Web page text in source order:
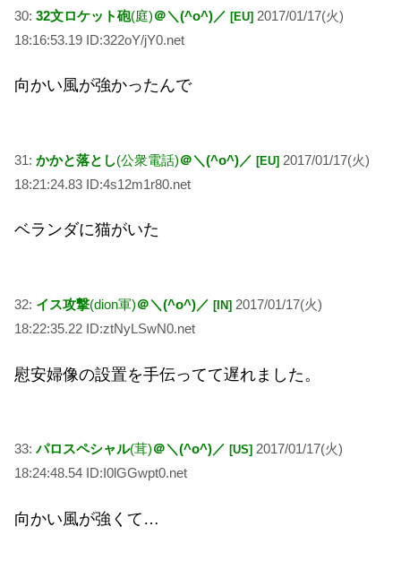
30: 32文ロケット砲(庭)＠＼(^o^)／ [EU] 2017/01/17(火)
18:16:53.19 ID:322oY/jY0.net
向かい風が強かったんで
31: かかと落とし(公衆電話)＠＼(^o^)／ [EU] 2017/01/17(火)
18:21:24.83 ID:4s12m1r80.net
ベランダに猫がいた
32: イス攻撃(dion軍)＠＼(^o^)／ [IN] 2017/01/17(火)
18:22:35.22 ID:ztNyLSwN0.net
慰安婦像の設置を手伝ってて遅れました。
33: パロスペシャル(茸)＠＼(^o^)／ [US] 2017/01/17(火)
18:24:48.54 ID:I0lGGwpt0.net
向かい風が強くて…